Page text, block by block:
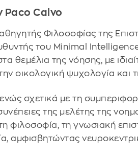
Paco Calvo
Φιλοσοφίας της
του Minimal
θεμέλια της νόησης, με
οικολογική ψυχολογία και
σχετικά με τη
της μελέτης της
φιλοσοφία, τη γνωσιακή
αμφισβητώντας